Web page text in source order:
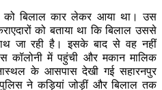
को बिलाल कार लेकर आया था। उस
को बताया था कि बिलाल उससे
जा रही है। इसके बाद से वह नहीं
कॉलोनी में पहुंची और मकान मालिक
के आसपास देखी गई सहारनपुर
ने कड़ियां जोड़ीं और बिलाल तक